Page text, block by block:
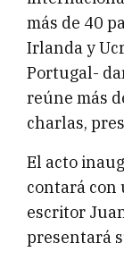
más de 40
Irlanda y
Portugal-
reúne más
charlas,
El acto
contará con
escritor
presentará